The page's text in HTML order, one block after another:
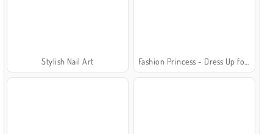
Stylish Nail Art